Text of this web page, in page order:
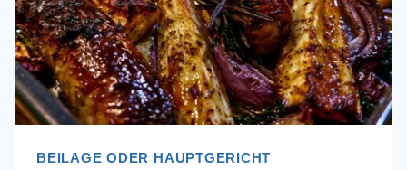
BEILAGE ODER HAUPTGERICHT